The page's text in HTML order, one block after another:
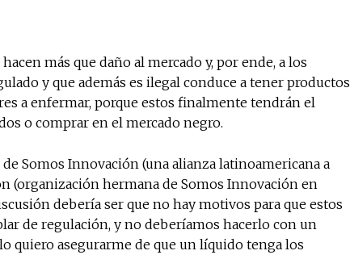
más que daño al mercado y, por ende, a los
y que además es ilegal conduce a tener productos
a enfermar, porque estos finalmente tendrán el
o comprar en el mercado negro.
Somos Innovación (una alianza latinoamericana a
(organización hermana de Somos Innovación en
debería ser que no hay motivos para que estos
de regulación, y no deberíamos hacerlo con un
quiero asegurarme de que un líquido tenga los